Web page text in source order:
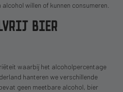
willen of kunnen consumeren.
BIER
waarbij het alcoholpercentage
hanteren we verschillende
geen meetbare alcohol, bier